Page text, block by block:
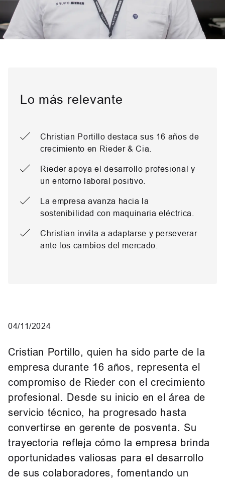
Lo más relevante
Christian Portillo destaca sus 16 años de
crecimiento en Rieder & Cia.
Rieder apoya el desarrollo profesional y
un entorno laboral positivo.
La empresa avanza hacia la
sostenibilidad con maquinaria eléctrica.
Christian invita a adaptarse y perseverar
ante los cambios del mercado.
04/11/2024
Cristian Portillo, quien ha sido parte de la
empresa durante 16 años, representa el
compromiso de Rieder con el crecimiento
profesional. Desde su inicio en el área de
servicio técnico, ha progresado hasta
convertirse en gerente de posventa. Su
trayectoria refleja cómo la empresa brinda
oportunidades valiosas para el desarrollo
de sus colaboradores, fomentando un